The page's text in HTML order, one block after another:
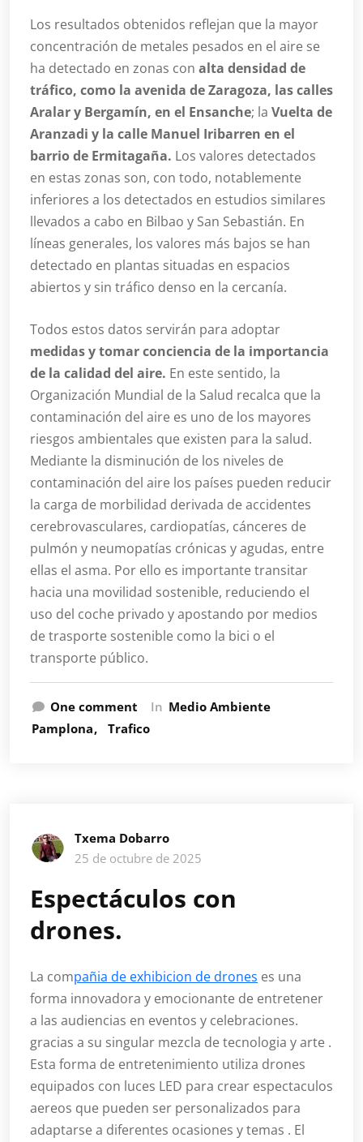
Los resultados obtenidos reflejan que la mayor
concentración de metales pesados en el aire se
ha detectado en zonas con alta densidad de
tráfico, como la avenida de Zaragoza, las calles
Aralar y Bergamín, en el Ensanche; la Vuelta de
Aranzadi y la calle Manuel Iribarren en el
barrio de Ermitagaña. Los valores detectados
en estas zonas son, con todo, notablemente
inferiores a los detectados en estudios similares
llevados a cabo en Bilbao y San Sebastián. En
líneas generales, los valores más bajos se han
detectado en plantas situadas en espacios
abiertos y sin tráfico denso en la cercanía.
Todos estos datos servirán para adoptar
medidas y tomar conciencia de la importancia
de la calidad del aire. En este sentido, la
Organización Mundial de la Salud recalca que la
contaminación del aire es uno de los mayores
riesgos ambientales que existen para la salud.
Mediante la disminución de los niveles de
contaminación del aire los países pueden reducir
la carga de morbilidad derivada de accidentes
cerebrovasculares, cardiopatías, cánceres de
pulmón y neumopatías crónicas y agudas, entre
ellas el asma. Por ello es importante transitar
hacia una movilidad sostenible, reduciendo el
uso del coche privado y apostando por medios
de trasporte sostenible como la bici o el
transporte público.
One comment In Medio Ambiente
Pamplona
Trafico
Txema Dobarro
25 de octubre de 2025
Espectáculos con
drones.
La compañia de exhibicion de drones es una
forma innovadora y emocionante de entretener
a las audiencias en eventos y celebraciones.
gracias a su singular mezcla de tecnologia y arte .
Esta forma de entretenimiento utiliza drones
equipados con luces LED para crear espectaculos
aereos que pueden ser personalizados para
adaptarse a diferentes ocasiones y temas . El